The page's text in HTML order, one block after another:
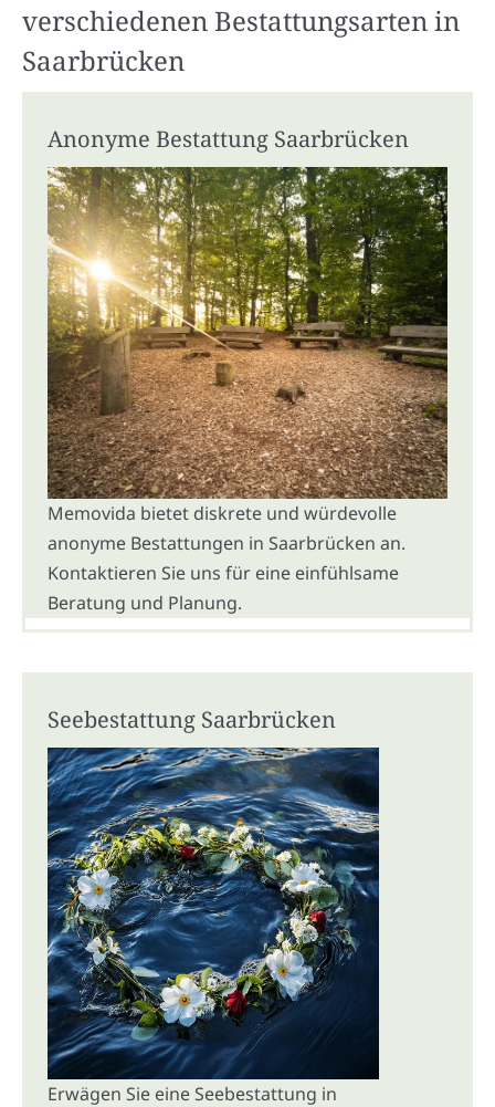
verschiedenen Bestattungsarten in
Saarbrücken
Anonyme Bestattung Saarbrücken
Memovida bietet diskrete und würdevolle
anonyme Bestattungen in Saarbrücken an.
Kontaktieren Sie uns für eine einfühlsame
Beratung und Planung.
Seebestattung Saarbrücken
Erwägen Sie eine Seebestattung in